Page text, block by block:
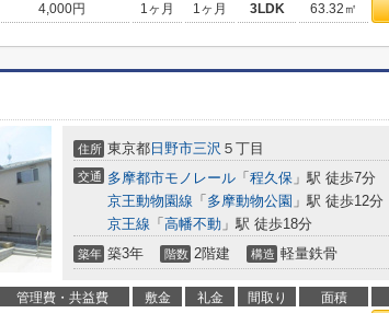
4,000円 1ヶ月 1ヶ月 3LDK 63.32㎡
住所 東京都 日野市三沢 ５丁目
交通 多摩都市モノレール 「 程久保 」駅 徒歩7分
京王動物園線 「 多摩動物公園 」駅 徒歩12分
京王線 「 高幡不動 」駅 徒歩18分
築年 築3年 階数 2階建 構造 軽量鉄骨
管理費・共益費 敷金 礼金 間取り 面積